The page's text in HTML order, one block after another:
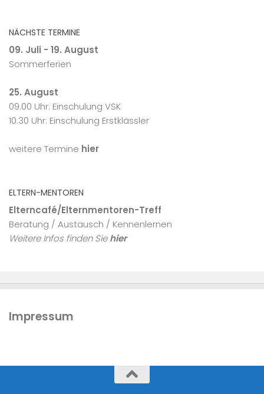
NÄCHSTE TERMINE
09. Juli - 19. August
Sommerferien
25. August
09.00 Uhr: Einschulung VSK
10.30 Uhr: Einschulung Erstklässler
weitere Termine hier
ELTERN-MENTOREN
Elterncafé/Elternmentoren-Treff
Beratung / Austausch / Kennenlernen
Weitere Infos finden Siehier
Impressum